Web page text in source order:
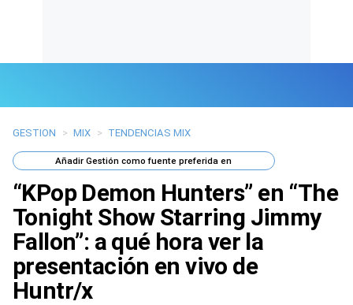
Últimas Noticias
Mi Bolsillo
Respuestas
Gente
Vida Laboral
GESTION > MIX > TENDENCIAS MIX
AñadirGestión como fuente preferida en
“KPop Demon Hunters” en “The
Tonight Show Starring Jimmy
Fallon”: a qué hora ver la
presentación en vivo de
Huntr/x